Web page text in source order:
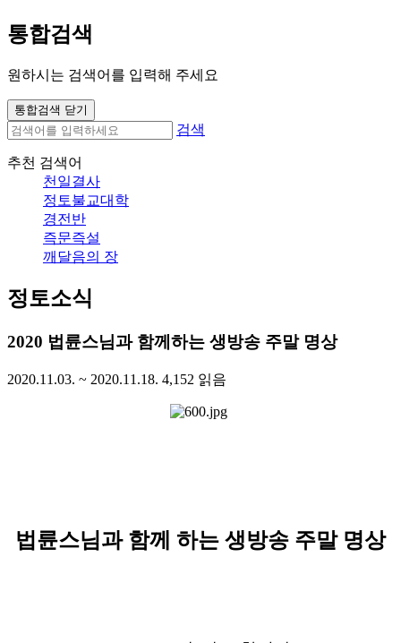
통합검색
원하시는 검색어를 입력해 주세요
통합검색 닫기
검색
추천 검색어
천일결사
정토불교대학
경전반
즉문즉설
깨달음의 장
정토소식
2020 법륜스님과 함께하는 생방송 주말 명상
2020.11.03. ~ 2020.11.18. 4,152 읽음
법륜스님과 함께 하는 생방송 주말 명상